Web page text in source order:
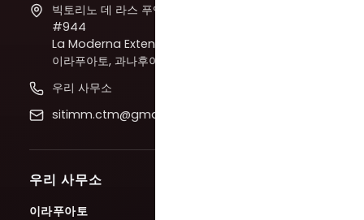
빅토리노 데 라스 푸엔테스
#944
La Moderna Extension,
이라푸아토, 과나후아토
우리 사무소
sitimm.ctm@gmail.com
우리 사무소
이라푸아토